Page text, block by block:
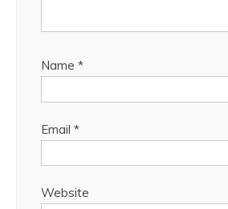
Name *
Email *
Website